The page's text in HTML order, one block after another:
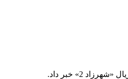
2» خبر داد.